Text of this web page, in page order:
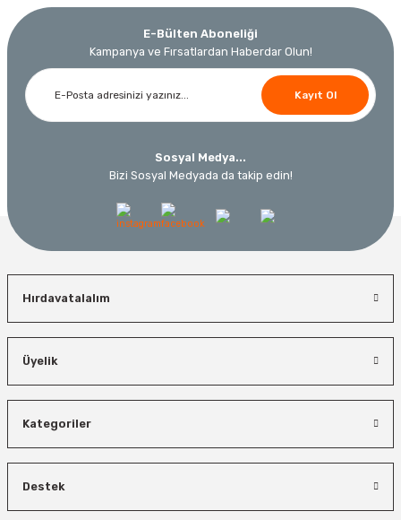
E-Bülten Aboneliği
Kampanya ve Fırsatlardan Haberdar Olun!
Kayıt Ol
Sosyal Medya...
Bizi Sosyal Medyada da takip edin!
Hırdavatalalım
Üyelik
Kategoriler
Destek